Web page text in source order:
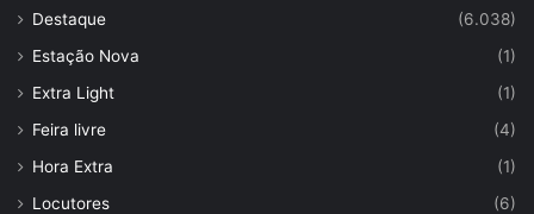
Destaque
(6.038)
Estação Nova
(1)
Extra Light
(1)
Feira livre
(4)
Hora Extra
(1)
Locutores
(6)